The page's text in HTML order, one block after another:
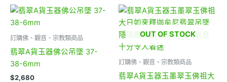
訂購佛、觀音、宗教類商品
翡翠A貨玉器佛公吊墜 37-
38-6mm
$2,680
OUT OF STOCK
訂購佛、觀音、宗教類商品
翡翠A貨玉器玉墨翠玉佛祖大